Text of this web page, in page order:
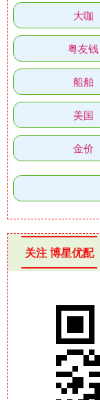
大咖
粤友钱
船舶
美国
金价
关注 博星优配